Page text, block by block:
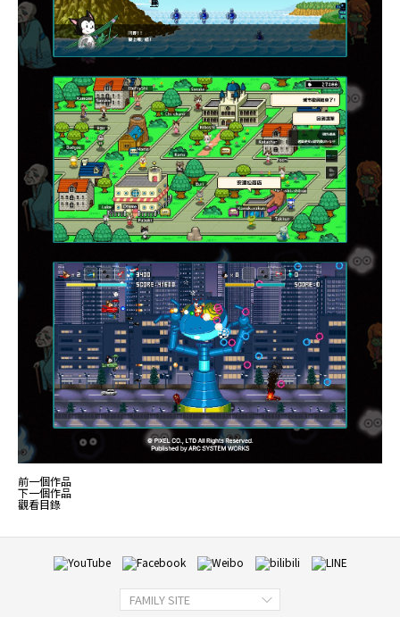
前一個作品
下一個作品
觀看目錄
FAMILY SITE